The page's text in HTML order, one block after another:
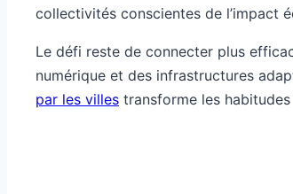
collectivités conscientes de l’impact
Le défi reste de connecter plus
numérique et des infrastructures
par les villes transforme les